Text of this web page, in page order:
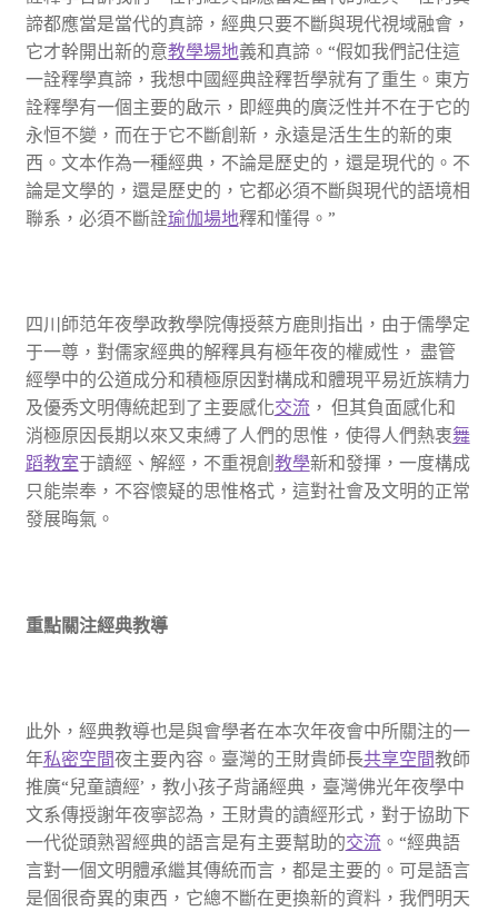
諦都應當是當代的真諦，經典只要不斷與現代視域融會，
它才幹開出新的意教學場地義和真諦。“假如我們記住這
一詮釋學真諦，我想中國經典詮釋哲學就有了重生。東方
詮釋學有一個主要的啟示，即經典的廣泛性并不在于它的
永恒不變，而在于它不斷創新，永遠是活生生的新的東
西。文本作為一種經典，不論是歷史的，還是現代的。不
論是文學的，還是歷史的，它都必須不斷與現代的語境相
聯系，必須不斷詮瑜伽場地釋和懂得。”
四川師范年夜學政教學院傳授蔡方鹿則指出，由于儒學定
于一尊，對儒家經典的解釋具有極年夜的權威性， 盡管
經學中的公道成分和積極原因對構成和體現平易近族精力
及優秀文明傳統起到了主要感化交流 ， 但其負面感化和
消極原因長期以來又束縛了人們的思惟，使得人們熱衷舞
蹈教室于讀經、解經，不重視創 教學新和發揮，一度構成
只能崇奉，不容懷疑的思惟格式，這對社會及文明的正常
發展晦氣。
重點關注經典教導
此外，經典教導也是與會學者在本次年夜會中所關注的一
年私密空間夜主要內容。臺灣的王財貴師長共享空間教師
推廣“兒童讀經’，教小孩子背誦經典，臺灣佛光年夜學中
文系傳授謝年夜寧認為，王財貴的讀經形式，對于協助下
一代從頭熟習經典的語言是有主要幫助的交流 。“經典語
言對一個文明體承繼其傳統而言，都是主要的。可是語言
是個很奇異的東西，它總不斷在更換新的資料，我們明天